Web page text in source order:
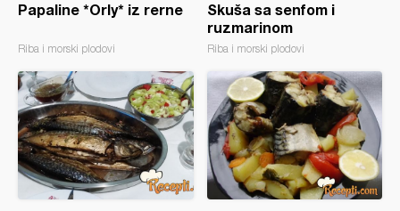
Papaline *Orly* iz rerne
Riba i morski plodovi
Skuša sa senfom i
ruzmarinom
Riba i morski plodovi